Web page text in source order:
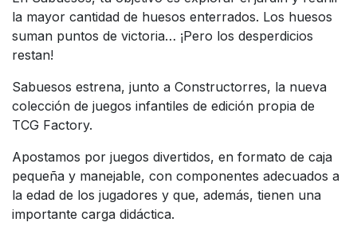
la mayor cantidad de huesos enterrados. Los huesos
suman puntos de victoria… ¡Pero los desperdicios
restan!
Sabuesos estrena, junto a Constructorres, la nueva
colección de juegos infantiles de edición propia de
TCG Factory.
Apostamos por juegos divertidos, en formato de caja
pequeña y manejable, con componentes adecuados a
la edad de los jugadores y que, además, tienen una
importante carga didáctica.